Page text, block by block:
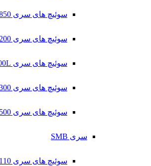
سوئیچ های سری 3850
سوئیچ های سری 9200
سوئیچ های سری 9200L
سوئیچ های سری 9300
سوئیچ های سری 9500
سری SMB
سوئیچ های سری 110